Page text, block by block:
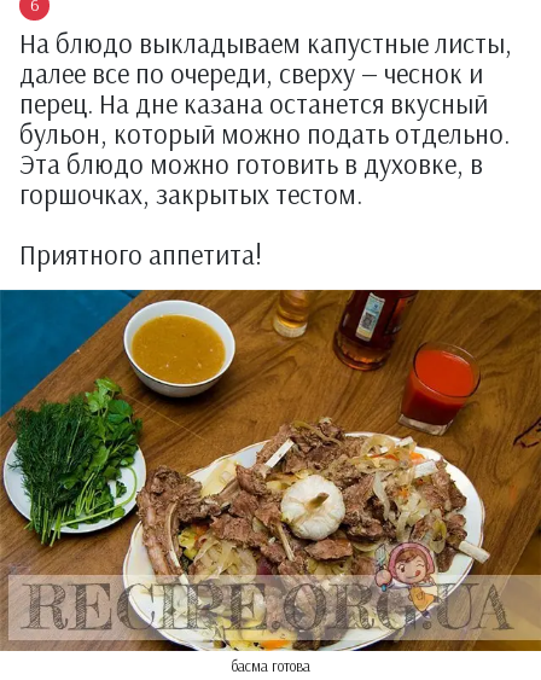
На блюдо выкладываем капустные листы,
далее все по очереди, сверху — чеснок и
перец. На дне казана останется вкусный
бульон, который можно подать отдельно.
Эта блюдо можно готовить в духовке, в
горшочках, закрытых тестом.
Приятного аппетита!
басма готова